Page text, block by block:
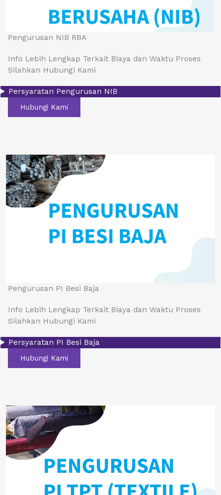
Pengurusan NIB RBA
Info Lebih Lengkap Terkait Biaya dan Waktu Proses
Silahkan Hubungi Kami
Persyaratan Pengurusan NIB
Hubungi Kami
Pengurusan PI Besi Baja
Info Lebih Lengkap Terkait Biaya dan Waktu Proses
Silahkan Hubungi Kami
Persyaratan PI Besi Baja
Hubungi Kami